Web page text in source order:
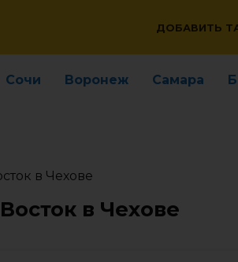
ДОБАВИТЬ
Сочи Воронеж Самара
в Чехове
в Чехове